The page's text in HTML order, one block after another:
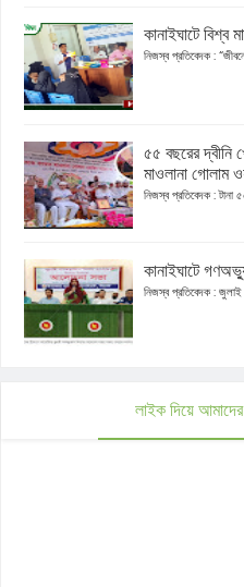
কানাইঘাটে
নিজস্ব প্রতিবেদক :
৫৫ বছরের দ্বীনি
মাওলানা গোলাম
নিজস্ব প্রতিবেদক : টানা
কানাইঘাটে
নিজস্ব প্রতিবেদক :
লাইক দিয়ে